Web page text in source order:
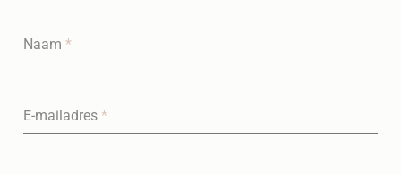
Naam *
E-mailadres *